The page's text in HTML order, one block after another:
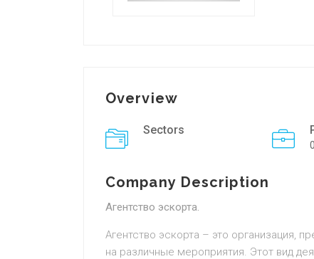
Overview
Sectors
0
Company Description
Агентство эскорта.
Агентство эскорта – это организация,
на различные мероприятия. Этот вид